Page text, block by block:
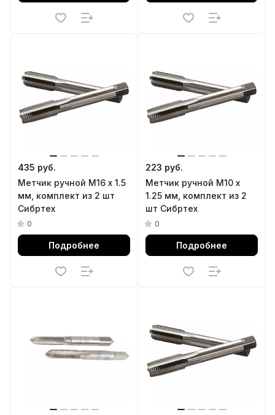
435 руб.
Метчик ручной М16 х 1.5
мм, комплект из 2 шт
Сибртех
0
Подробнее
223 руб.
Метчик ручной М10 х
1.25 мм, комплект из 2
шт Сибртех
0
Подробнее